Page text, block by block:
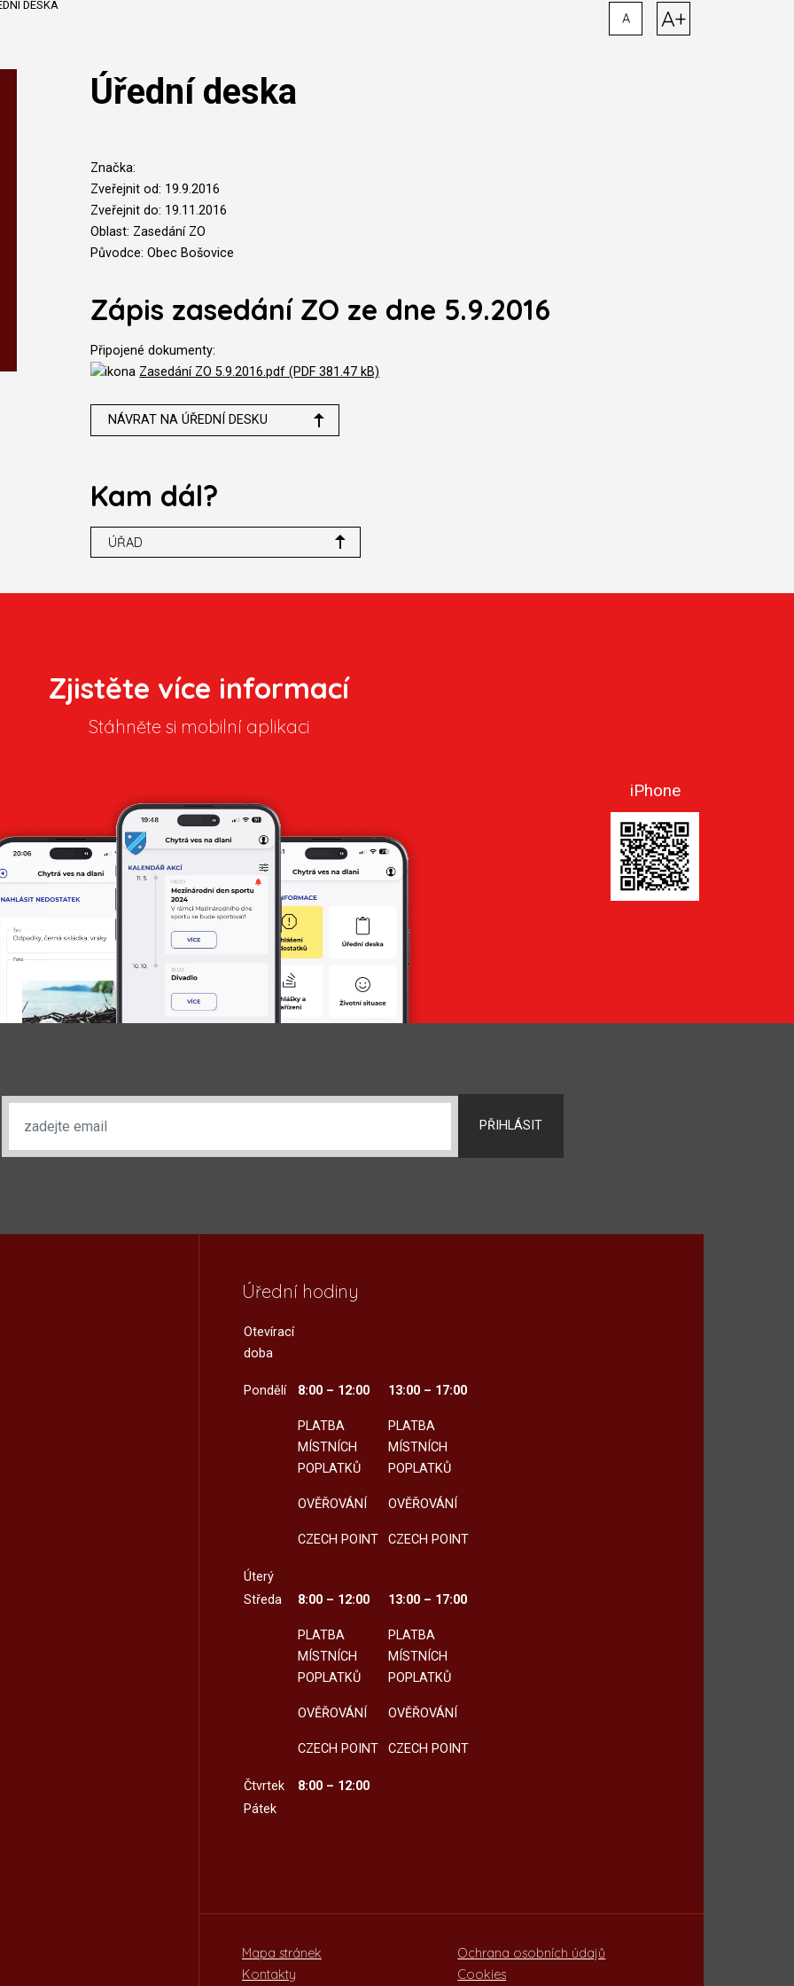
DESKA
A A+
Úřední deska
Značka:
Zveřejnit od: 19.9.2016
Zveřejnit do: 19.11.2016
Oblast: Zasedání ZO
Původce: Obec Bošovice
Zápis zasedání ZO ze dne 5.9.2016
Připojené dokumenty:
Zasedání ZO 5.9.2016.pdf (PDF 381.47 kB)
NÁVRAT NA ÚŘEDNÍ DESKU
Kam dál?
ÚŘAD
Zjistěte více informací
Stáhněte si mobilní aplikaci
iPhone
PŘIHLÁSIT
Úřední hodiny
Otevírací
doba
Pondělí 8:00 – 12:00
PLATBA
MÍSTNÍCH
POPLATKŮ
OVĚŘOVÁNÍ
CZECH POINT
13:00 – 17:00
PLATBA
MÍSTNÍCH
POPLATKŮ
OVĚŘOVÁNÍ
CZECH POINT
Úterý
Středa
8:00 – 12:00
PLATBA
MÍSTNÍCH
POPLATKŮ
OVĚŘOVÁNÍ
CZECH POINT
13:00 – 17:00
PLATBA
MÍSTNÍCH
POPLATKŮ
OVĚŘOVÁNÍ
CZECH POINT
Čtvrtek
8:00 – 12:00
Pátek
Mapa stránek
Kontakty
Ochrana osobních údajů
Cookies